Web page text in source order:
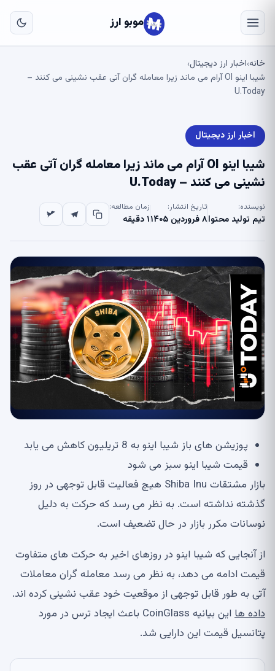
موبو ارز
خانه›اخبار ارز دیجیتال›
شیبا اینو OI آرام می ماند زیرا معامله گران آتی عقب نشینی می کنند –
U.Today
اخبار ارز دیجیتال
شیبا اینو OI آرام می ماند زیرا معامله گران آتی عقب
نشینی می کنند – U.Today
نویسنده:
تیم تولید محتوا
تاریخ انتشار:
۸ فروردین ۱۴۰۵
زمان مطالعه:
۱ دقیقه
پوزیشن های باز شیبا اینو به 8 تریلیون کاهش می یابد
قیمت شیبا اینو سبز می شود
بازار مشتقات Shiba Inu هیچ فعالیت قابل توجهی در روز
گذشته نداشته است. به نظر می رسد که حرکت به دلیل
نوسانات مکرر بازار در حال تضعیف است.
از آنجایی که شیبا اینو در روزهای اخیر به حرکت های متفاوت
قیمت ادامه می دهد، به نظر می رسد معامله گران معاملات
آتی به طور قابل توجهی از موقعیت خود عقب نشینی کرده اند.
داده ها
این بیانیه CoinGlass باعث ایجاد ترس در مورد
پتانسیل قیمت این دارایی شد.